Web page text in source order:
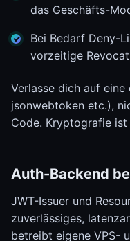
das Geschäfts-
Bei Bedarf Deny-
vorzeitige
Verlasse dich auf
jsonwebtoken etc.),
Code. Kryptografie
Auth-Backend
JWT-Issuer und
zuverlässiges,
betreibt eigene VPS-